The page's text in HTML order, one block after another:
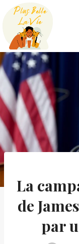
Skip
content
La
de
par